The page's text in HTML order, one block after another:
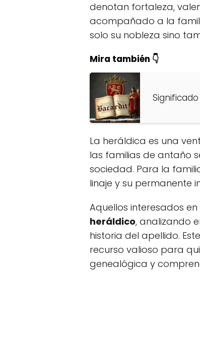
denotan fortaleza,
acompañado a la
solo su nobleza sino
Mira también 👇
La heráldica es una
las familias de antaño
sociedad. Para la
linaje y su permanente
Aquellos interesados
heráldico, analizando
historia del apellido.
recurso valioso para
genealógica y